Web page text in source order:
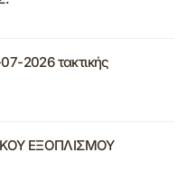
2026 τακτικής
ΕΞΟΠΛΙΣΜΟΥ